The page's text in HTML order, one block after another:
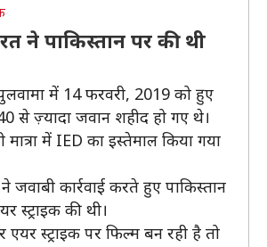
ने पाकिस्तान पर की थी
में 14 फरवरी, 2019 को हुए
से ज़्यादा जवान शहीद हो गए थे।
मात्रा में IED का इस्तेमाल किया गया
जवाबी कार्रवाई करते हुए पाकिस्तान
स्ट्राइक की थी।
एयर स्ट्राइक पर फिल्म बन रही है तो